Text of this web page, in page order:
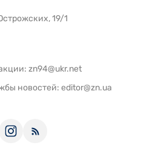
19/1
zn94@ukr.net
новостей: editor@zn.ua